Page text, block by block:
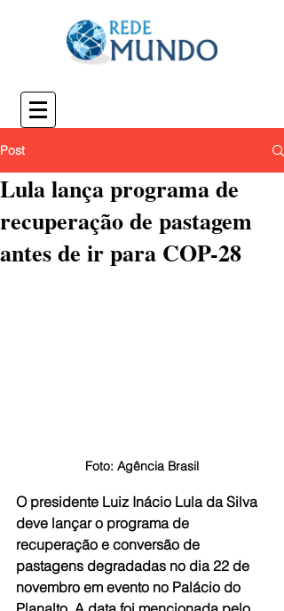
Post
Lula lança programa de
recuperação de pastagem
antes de ir para COP-28
Foto: Agência Brasil
O presidente Luiz Inácio Lula da Silva
deve lançar o programa de
recuperação e conversão de
pastagens degradadas no dia 22 de
novembro em evento no Palácio do